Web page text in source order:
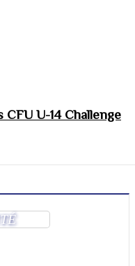
U-14 Challenge